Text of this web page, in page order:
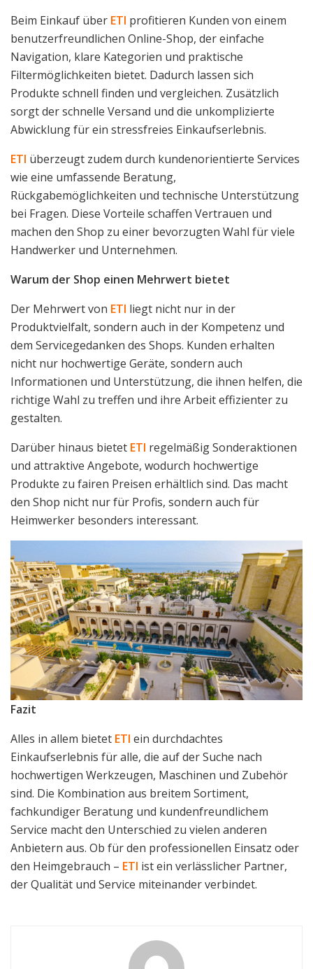
Beim Einkauf über ETI profitieren Kunden von einem
benutzerfreundlichen Online-Shop, der einfache
Navigation, klare Kategorien und praktische
Filtermöglichkeiten bietet. Dadurch lassen sich
Produkte schnell finden und vergleichen. Zusätzlich
sorgt der schnelle Versand und die unkomplizierte
Abwicklung für ein stressfreies Einkaufserlebnis.
ETI überzeugt zudem durch kundenorientierte Services
wie eine umfassende Beratung,
Rückgabemöglichkeiten und technische Unterstützung
bei Fragen. Diese Vorteile schaffen Vertrauen und
machen den Shop zu einer bevorzugten Wahl für viele
Handwerker und Unternehmen.
Warum der Shop einen Mehrwert bietet
Der Mehrwert von ETI liegt nicht nur in der
Produktvielfalt, sondern auch in der Kompetenz und
dem Servicegedanken des Shops. Kunden erhalten
nicht nur hochwertige Geräte, sondern auch
Informationen und Unterstützung, die ihnen helfen, die
richtige Wahl zu treffen und ihre Arbeit effizienter zu
gestalten.
Darüber hinaus bietet ETI regelmäßig Sonderaktionen
und attraktive Angebote, wodurch hochwertige
Produkte zu fairen Preisen erhältlich sind. Das macht
den Shop nicht nur für Profis, sondern auch für
Heimwerker besonders interessant.
Fazit
Alles in allem bietet ETI ein durchdachtes
Einkaufserlebnis für alle, die auf der Suche nach
hochwertigen Werkzeugen, Maschinen und Zubehör
sind. Die Kombination aus breitem Sortiment,
fachkundiger Beratung und kundenfreundlichem
Service macht den Unterschied zu vielen anderen
Anbietern aus. Ob für den professionellen Einsatz oder
den Heimgebrauch – ETI ist ein verlässlicher Partner,
der Qualität und Service miteinander verbindet.